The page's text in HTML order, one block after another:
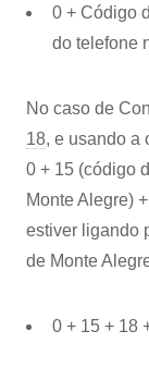
0 + Código
do telefone
No caso de
18, e usando a
0 + 15 (código
Monte Alegre)
estiver ligando
de Monte
0 + 15 + 18